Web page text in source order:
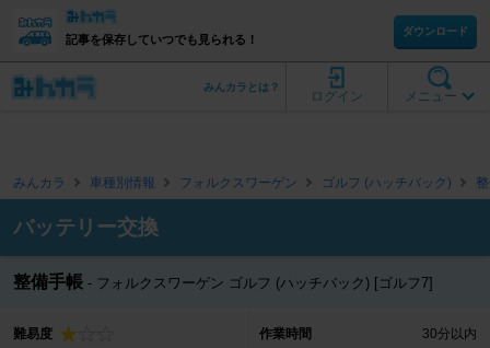
記事を保存していつでも見られる！
ダウンロード
メニュー
ログイン
みんカラとは？
みんカラ 車種別情報 フォルクスワーゲン ゴルフ (ハッチバック)
バッテリー交換
整備手帳 フォルクスワーゲン ゴルフ (ハッチバック) [ゴルフ7]
難易度 作業時間 30分以内